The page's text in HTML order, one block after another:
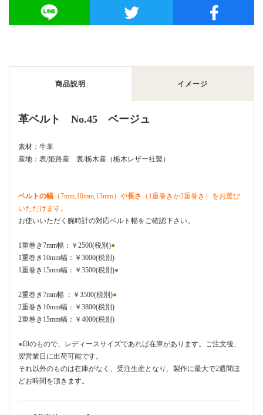
商品説明 イメージ
革ベルト No.45 ベージュ
素材：牛革
産地：表/姫路産 裏/栃木産（栃木レザー社製）
ベルトの幅 （7mm,10mm,15mm）や長さ
（1重巻きか2重巻き）をお選び
いただけます。
お使いいただく腕時計の対応ベルト幅をご確認下さい。
1重巻き7mm幅：￥2500(税別)●
1重巻き10mm幅：￥3000(税別)
1重巻き15mm幅：￥3500(税別)●
2重巻き7mm幅 ：￥3500(税別)●
2重巻き10mm幅：￥3800(税別)
2重巻き15mm幅：￥4000(税別)
●印のもので、レディースサイズであれば在庫があります。ご注文後、
翌営業日に出荷可能です。
それ以外のものは在庫がなく、受注生産となり、製作に最大で2週間ほ
どお時間を頂きます。